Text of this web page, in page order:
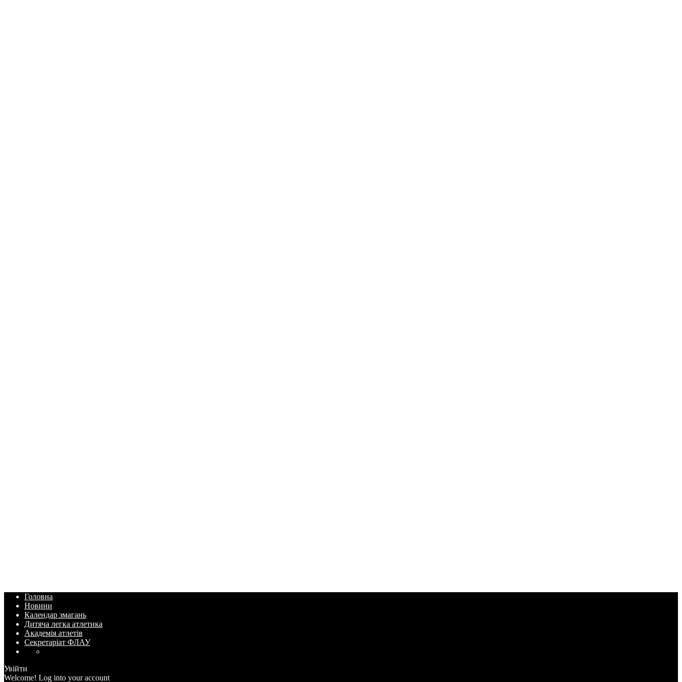
Головна
Новини
Календар змагань
Дитяча легка атлетика
Академія атлетів
Секретаріат ФЛАУ
Увійти
Welcome! Log into your account